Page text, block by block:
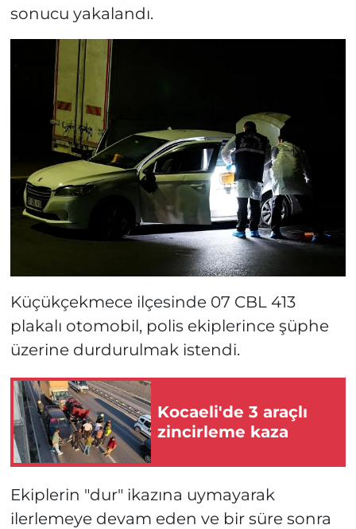
sonucu yakalandı.
Küçükçekmece ilçesinde 07 CBL 413
plakalı otomobil, polis ekiplerince şüphe
üzerine durdurulmak istendi.
Kocaeli'de 3 araçlı
zincirleme kaza
Ekiplerin "dur" ikazına uymayarak
ilerlemeye devam eden ve bir süre sonra